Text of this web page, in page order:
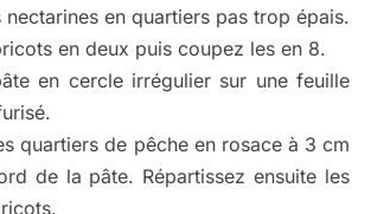
nectarines en quartiers pas trop épais.
en deux puis coupez les en 8.
en cercle irrégulier sur une feuille
quartiers de pêche en rosace à 3 cm
de la pâte. Répartissez ensuite les